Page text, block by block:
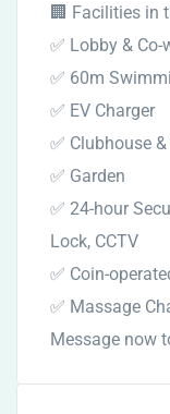
🏢 Facilities in
✅ Lobby &
✅ 60m
✅ EV Charger
✅ Clubhouse
✅ Garden
✅ 24-hour
Lock, CCTV
✅ Coin-
✅ Massage
Message now